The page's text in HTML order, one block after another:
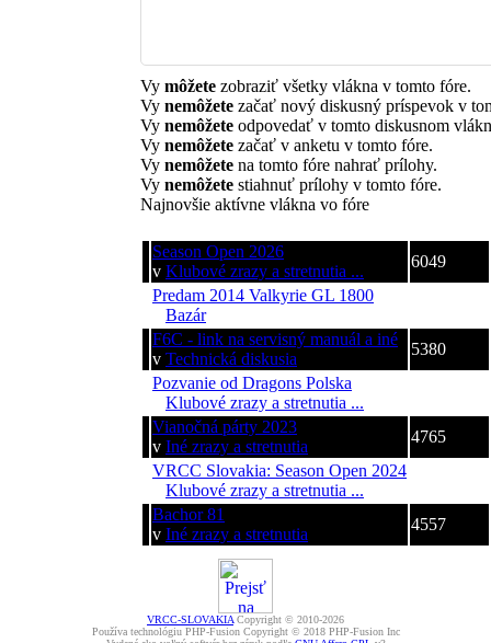
Vy môžete zobraziť všetky vlákna v tomto fóre.
Vy nemôžete začať nový diskusný príspevok v
Vy nemôžete odpovedať v tomto diskusnom
Vy nemôžete začať v anketu v tomto fóre.
Vy nemôžete na tomto fóre nahrať prílohy.
Vy nemôžete stiahnuť prílohy v tomto fóre.
Najnovšie aktívne vlákna vo fóre
Season Open 2026
v Klubové zrazy a stretnutia ...
6049
Predam 2014 Valkyrie GL 1800
Bazár
F6C - link na servisný manuál a iné
v Technická diskusia
5380
Pozvanie od Dragons Polska
Klubové zrazy a stretnutia ...
Vianočná párty 2023
v Iné zrazy a stretnutia
4765
VRCC Slovakia: Season Open 2024
Klubové zrazy a stretnutia ...
Bachor 81
v Iné zrazy a stretnutia
4557
VRCC-SLOVAKIA Copyright © 2010-2026
Používa technológiu PHP-Fusion Copyright © 2018 PHP-Fusion Inc